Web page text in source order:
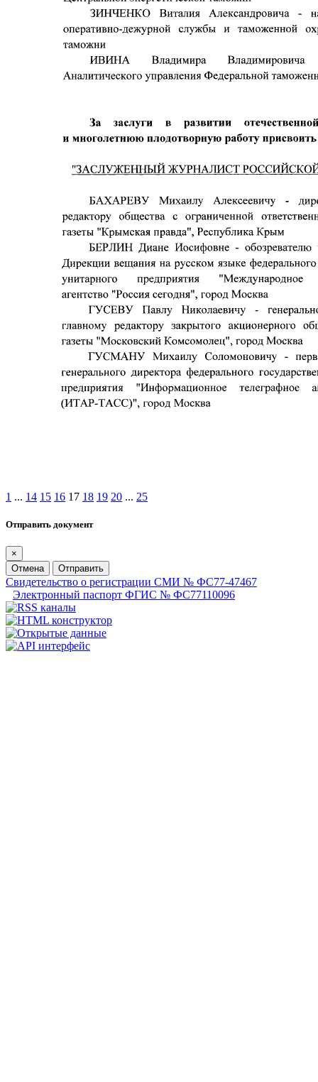
1 ... 14 15 16 17 18 19 20 ... 25
Отправить документ
×
Отмена
Отправить
Свидетельство о регистрации СМИ № ФС77-47467
Электронный паспорт ФГИС № ФС77110096